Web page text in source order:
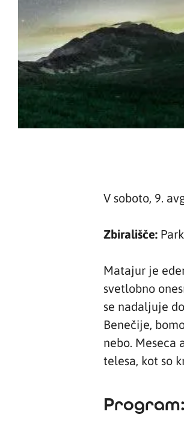
V soboto, 9.
Zbirališče:
Matajur je
svetlobno
se nadaljuje
Benečije,
nebo. Meseca
telesa, kot so
Program: